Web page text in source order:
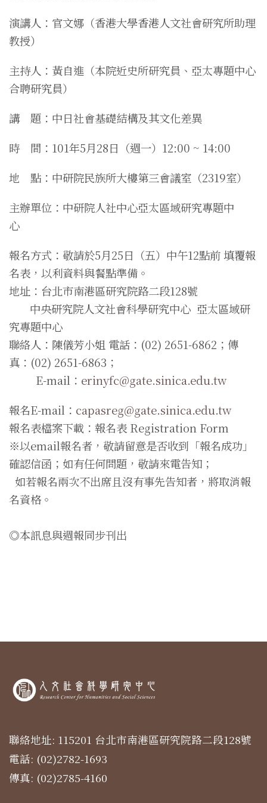
演講人：官文娜（香港大學香港人文社會研究所助理
教授）
主持人：黃自進（本院近史所研究員、亞太專題中心
合聘研究員）
講 題：中日社會基礎結構及其文化差異
時 間：101年5月28日（週一）12:00 ~ 14:00
地 點：中研院民族所大樓第三會議室（2319室）
主辦單位：中研院人社中心亞太區域研究專題中
心
報名方式： 敬請於5月25日（五）中午12點前 填覆報
名表，以利資料與餐點準備。
地址：台北市南港區研究院路二段128號
中央研究院人文社會科學研究中心 亞太區域研
究專題中心
聯絡人：陳儀芳小姐 電話：(02) 2651-6862；傳
真：(02) 2651-6863；
E-mail： erinyfc@gate.sinica.edu.tw
報名E-mail： capasreg@gate.sinica.edu.tw
報名表檔案下載： 報名表 Registration Form
※以email報名者，敬請留意是否收到「報名成功」
確認信函；如有任何問題，敬請來電告知；
如若報名兩次不出席且沒有事先告知者，將取消報
名資格。
◎本訊息與週報同步刊出
聯絡地址: 115201 台北市南港區研究院路二段128號
電話: (02)2782-1693
傳真: (02)2785-4160